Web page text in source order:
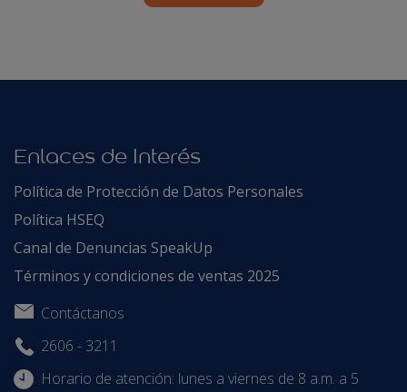
Enlaces de Interés
Política de Protección de Datos Personales
Política HSEQ
Canal de Denuncias SpeakUp
Términos y condiciones de ventas 2025
Contáctanos
2606 - 3211
Horario de atención: lunes a viernes de 8 a.m. a 5